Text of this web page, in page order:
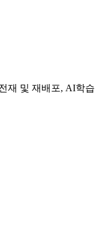
재 및 재배포, AI학습